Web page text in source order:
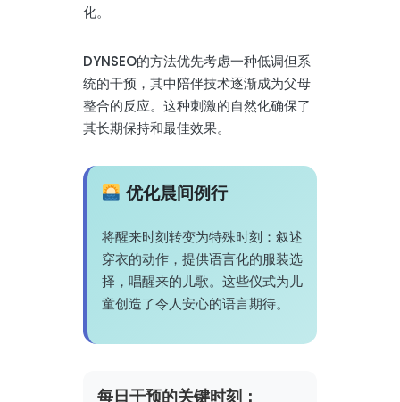
化。
DYNSEO的方法优先考虑一种低调但系
统的干预，其中陪伴技术逐渐成为父母
整合的反应。这种刺激的自然化确保了
其长期保持和最佳效果。
优化晨间例行
将醒来时刻转变为特殊时刻：叙述
穿衣的动作，提供语言化的服装选
择，唱醒来的儿歌。这些仪式为儿
童创造了令人安心的语言期待。
每日干预的关键时刻：